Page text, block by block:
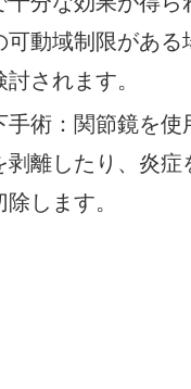
可動域制限がある
されます。
手術：関節鏡を使
剥離したり、炎症
します。